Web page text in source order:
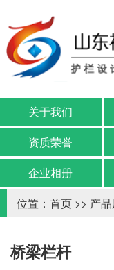
关于我们
资质荣誉
企业相册
位置： 首页 >> 产
桥梁栏杆